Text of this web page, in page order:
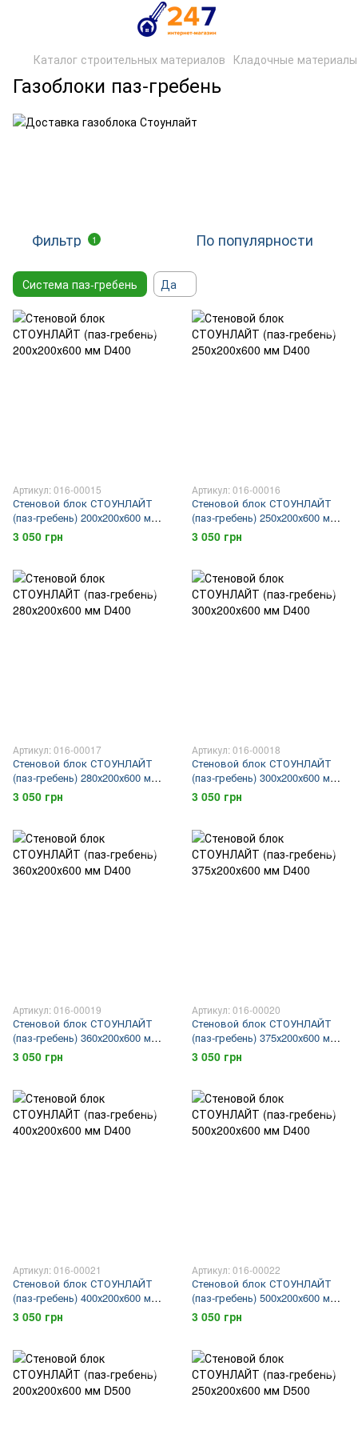
Каталог строительных материалов Кладочные материалы
Газоблоки паз-гребень
Фильтр 1 По популярности
Система паз-гребень Да
Артикул: 016-00015
Стеновой блок СТОУНЛАЙТ
(паз-гребень) 200х200х600 мм
D400
3 050 грн
Артикул: 016-00016
Стеновой блок СТОУНЛАЙТ
(паз-гребень) 250х200х600 мм
D400
3 050 грн
Артикул: 016-00017
Стеновой блок СТОУНЛАЙТ
(паз-гребень) 280х200х600 мм
D400
3 050 грн
Артикул: 016-00018
Стеновой блок СТОУНЛАЙТ
(паз-гребень) 300х200х600 мм
D400
3 050 грн
Артикул: 016-00019
Стеновой блок СТОУНЛАЙТ
(паз-гребень) 360х200х600 мм
D400
3 050 грн
Артикул: 016-00020
Стеновой блок СТОУНЛАЙТ
(паз-гребень) 375х200х600 мм
D400
3 050 грн
Артикул: 016-00021
Стеновой блок СТОУНЛАЙТ
(паз-гребень) 400х200х600 мм
D400
3 050 грн
Артикул: 016-00022
Стеновой блок СТОУНЛАЙТ
(паз-гребень) 500х200х600 мм
D400
3 050 грн